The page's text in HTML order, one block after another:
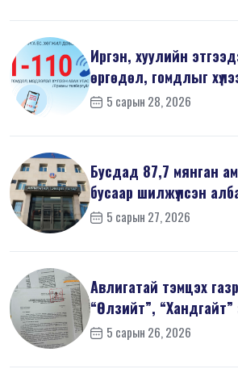
Иргэн, хуулийн
өргөдөл, гомдлыг
5 сарын 28, 2026
Бусдад 87,7 мянган
бусаар шилжүүлсэн
5 сарын 27, 2026
Авлигатай тэмцэх
“Өлзийт”, “Хандгайт”
5 сарын 26, 2026